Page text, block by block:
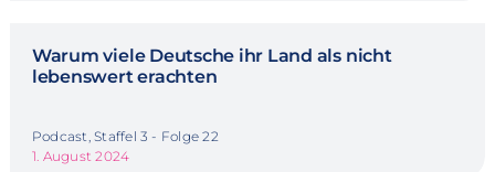
Warum viele Deutsche ihr Land als nicht
lebenswert erachten
Podcast, Staffel 3 - Folge 22
1. August 2024